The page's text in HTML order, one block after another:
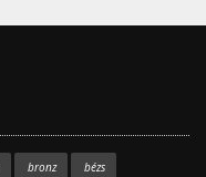
bronz bézs